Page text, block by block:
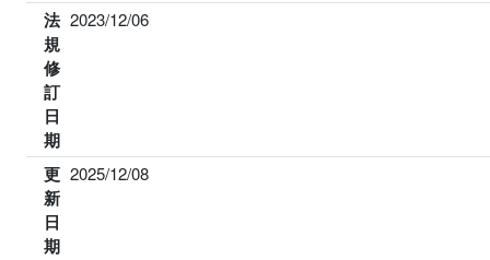
法
規
修
訂
日
期
2023/12/06
更
新
日
期
2025/12/08